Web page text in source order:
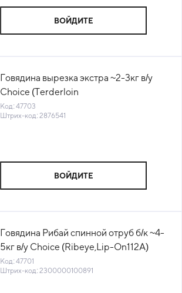
ВОЙДИТЕ
Говядина вырезка экстра ~2-3кг в/у
Choice (Terderloin
Defatted190)Primebeef(76541, 66951)
(КОД 47703) (-18°C)
Код: 47703
Штрих-код: 2876541
ВОЙДИТЕ
Говядина Рибай спинной отруб б/к ~4-
5кг в/у Choice (Ribeye,Lip-On112A)
Primebeef (КОД 47701) (-18°С)
Код: 47701
Штрих-код: 2300000100891